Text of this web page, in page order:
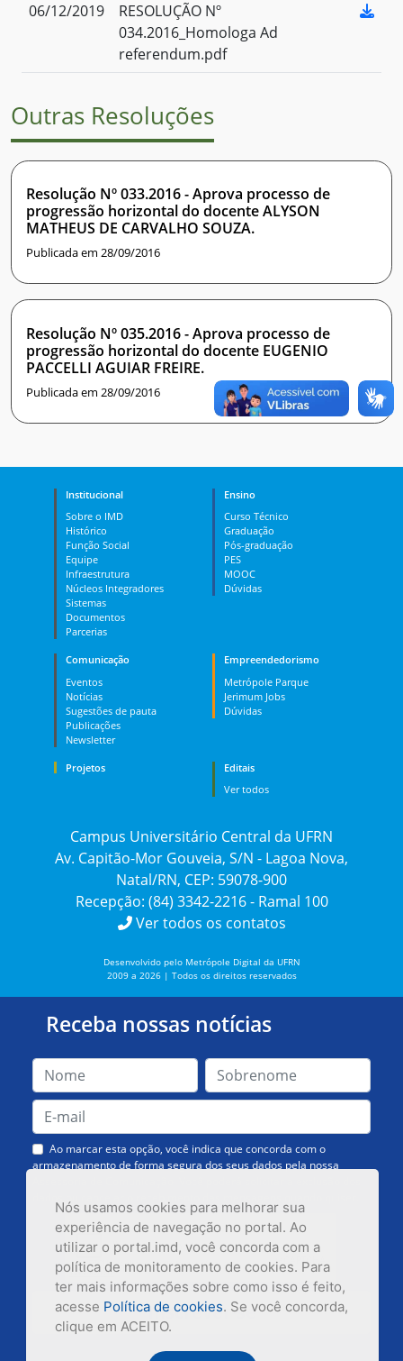
Nós usamos cookies para melhorar sua
experiência de navegação no portal. Ao
utilizar o portal.imd, você concorda com a
política de monitoramento de cookies. Para
ter mais informações sobre como isso é feito,
acesse Política de cookies. Se você concorda,
clique em ACEITO.
06/12/2019
RESOLUÇÃO Nº
034.2016_Homologa Ad
referendum.pdf
Outras Resoluções
Resolução Nº 033.2016 - Aprova processo de
progressão horizontal do docente ALYSON
MATHEUS DE CARVALHO SOUZA.
Publicada em 28/09/2016
Resolução Nº 035.2016 - Aprova processo de
progressão horizontal do docente EUGENIO
PACCELLI AGUIAR FREIRE.
Publicada em 28/09/2016
Institucional
Sobre o IMD
Histórico
Função Social
Equipe
Infraestrutura
Núcleos Integradores
Sistemas
Documentos
Parcerias
Ensino
Curso Técnico
Graduação
Pós-graduação
PES
MOOC
Dúvidas
Comunicação
Eventos
Notícias
Sugestões de pauta
Publicações
Newsletter
Empreendedorismo
Metrópole Parque
Jerimum Jobs
Dúvidas
Projetos
Editais
Ver todos
Campus Universitário Central da UFRN
Av. Capitão-Mor Gouveia, S/N - Lagoa Nova,
Natal/RN, CEP: 59078-900
Recepção: (84) 3342-2216 - Ramal 100
Ver todos os contatos
Desenvolvido pelo Metrópole Digital da UFRN
2009 a 2026 | Todos os direitos reservados
Receba nossas notícias
Ao marcar esta opção, você indica que concorda com o
armazenamento de forma segura dos seus dados pela nossa
Inscrever-se